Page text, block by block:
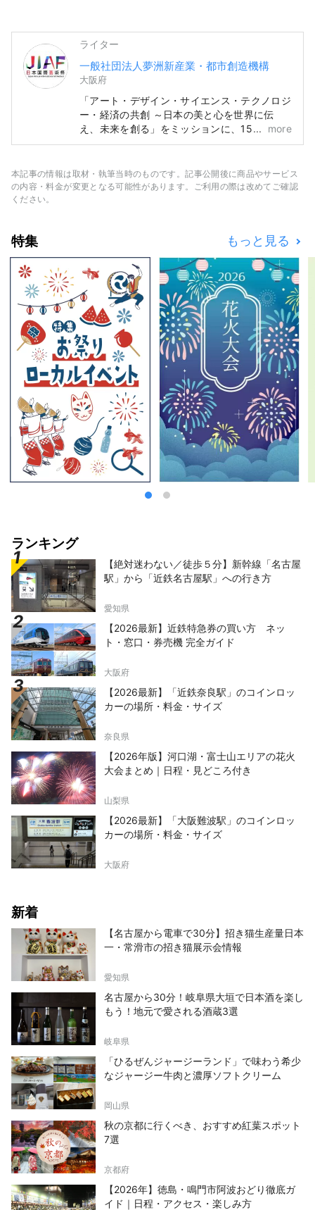
（株）健康都市デザイン研究所
https://yumeshimakikou.org/ 〒530-0001
大阪市北区梅田3丁目4番5号 毎日新聞ビル
E-mail：info@yumeshimakikou.com
TEL：06-6136-8803
***************************************
ライター
一般社団法人夢洲新産業・都市創造機構
大阪府
「アート・デザイン・サイエンス・テクノロジ
ー・経済の共創 ～日本の美と心を世界に伝
え、未来を創る」をミッションに、158 か
国・地域と7 国際機関が参加する大阪・関西万
万博会場と京都～大阪～関西～全国をネットワ
ークして開催し、文化芸術と経済社会の好循環
**************************************
(一社)夢洲新産業・都市創造機構 /事務局
（株）健康都市デザイン研究所
https://yumeshimakikou.org/ 〒530-0001大
阪市北区梅田3丁目4番5号 毎日新聞ビル E-
mail：info@yumeshimakikou.com TEL：
06-6136-8803
***************************************
more
本記事の情報は取材・執筆当時のものです。記事公開後に商品やサービス
の内容・料金が変更となる可能性があります。ご利用の際は改めてご確認
ください。
特集 もっと見る
ランキング
【絶対迷わない／徒歩５分】新幹線「名古屋
駅」から「近鉄名古屋駅」への行き方
愛知県
【2026最新】近鉄特急券の買い方 ネッ
ト・窓口・券売機 完全ガイド
大阪府
【2026最新】「近鉄奈良駅」のコインロッ
カーの場所・料金・サイズ
奈良県
【2026年版】河口湖・富士山エリアの花火
大会まとめ｜日程・見どころ付き
山梨県
【2026最新】「大阪難波駅」のコインロッ
カーの場所・料金・サイズ
大阪府
新着
【名古屋から電車で30分】招き猫生産量日本
一・常滑市の招き猫展示会情報
愛知県
名古屋から30分！岐阜県大垣で日本酒を楽し
もう！地元で愛される酒蔵3選
岐阜県
「ひるぜんジャージーランド」で味わう希少
なジャージー牛肉と濃厚ソフトクリーム
岡山県
秋の京都に行くべき、おすすめ紅葉スポット
7選
京都府
【2026年】徳島・鳴門市阿波おどり徹底ガ
イド｜日程・アクセス・楽しみ方